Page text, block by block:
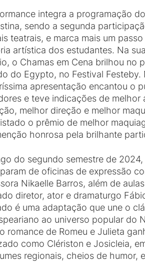
integra a programação
sendo a segunda
teatrais, e marca mais um
artística dos estudantes. Na
o Chamas em Cena brilhou no
do Egypto, no Festival Festeby.
apresentação encantou o
e teve indicações de melhor
melhor direção e melhor
o prêmio de melhor
honrosa pela brilhante
do segundo semestre de
de oficinas de expressão
Nikaelle Barros, além de
diretor, ator e dramaturgo
é uma adaptação que une o
ao universo popular do
romance de Romeu e Julieta
como Clériston e Josicleia,
regionais, cheios de humor,